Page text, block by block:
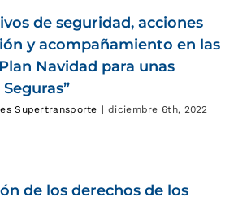
de seguridad, acciones
y acompañamiento en las
Navidad para unas
Supertransporte | diciembre 6th, 2022
de los derechos de los